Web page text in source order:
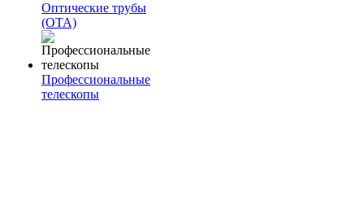
Оптические трубы
(OTA)
Профессиональные
телескопы